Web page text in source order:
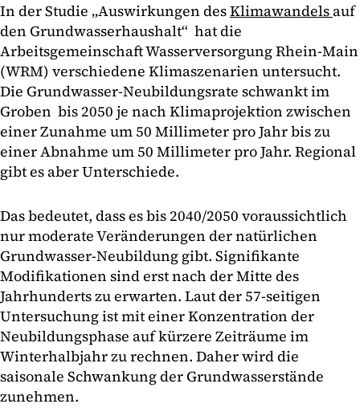
In der Studie „Auswirkungen desKlimawandelsauf
den Grundwasserhaushalt“ hat die
Arbeitsgemeinschaft Wasserversorgung Rhein-Main
(WRM) verschiedene Klimaszenarien untersucht.
Die Grundwasser-Neubildungsrate schwankt im
Groben bis 2050 je nach Klimaprojektion zwischen
einer Zunahme um 50 Millimeter pro Jahr bis zu
einer Abnahme um 50 Millimeter pro Jahr. Regional
gibt es aber Unterschiede.
Das bedeutet, dass es bis 2040/2050 voraussichtlich
nur moderate Veränderungen der natürlichen
Grundwasser-Neubildung gibt. Signifikante
Modifikationen sind erst nach der Mitte des
Jahrhunderts zu erwarten. Laut der 57-seitigen
Untersuchung ist mit einer Konzentration der
Neubildungsphase auf kürzere Zeiträume im
Winterhalbjahr zu rechnen. Daher wird die
saisonale Schwankung der Grundwasserstände
zunehmen.